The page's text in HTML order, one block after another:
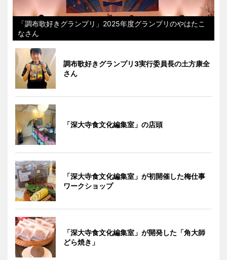
「調布歌好きグランプリ」2025年度グランプリのやはたこ
なさん
調布歌好きグランプリ3実行委員長の土方康全
さん
「深大寺食文化編集室」の店頭
「深大寺食文化編集室」が初開催した梅仕事
ワークショップ
「深大寺食文化編集室」が開発した「角大師
どら焼き」